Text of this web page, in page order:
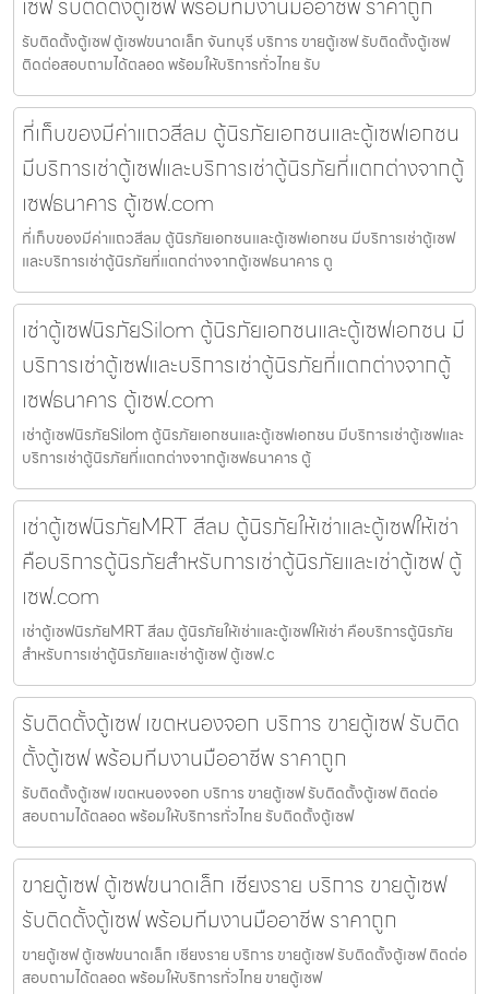
เซฟ รับติดตั้งตู้เซฟ พร้อมทีมงานมืออาชีพ ราคาถูก
รับติดตั้งตู้เซฟ ตู้เซฟขนาดเล็ก จันทบุรี บริการ ขายตู้เซฟ รับติดตั้งตู้เซฟ
ติดต่อสอบถามได้ตลอด พร้อมให้บริการทั่วไทย รับ
ที่เก็บของมีค่าแถวสีลม ตู้นิรภัยเอกชนและตู้เซฟเอกชน
มีบริการเช่าตู้เซฟและบริการเช่าตู้นิรภัยที่แตกต่างจากตู้
เซฟธนาคาร ตู้เซฟ.com
ที่เก็บของมีค่าแถวสีลม ตู้นิรภัยเอกชนและตู้เซฟเอกชน มีบริการเช่าตู้เซฟ
และบริการเช่าตู้นิรภัยที่แตกต่างจากตู้เซฟธนาคาร ตู
เช่าตู้เซฟนิรภัยSilom ตู้นิรภัยเอกชนและตู้เซฟเอกชน มี
บริการเช่าตู้เซฟและบริการเช่าตู้นิรภัยที่แตกต่างจากตู้
เซฟธนาคาร ตู้เซฟ.com
เช่าตู้เซฟนิรภัยSilom ตู้นิรภัยเอกชนและตู้เซฟเอกชน มีบริการเช่าตู้เซฟและ
บริการเช่าตู้นิรภัยที่แตกต่างจากตู้เซฟธนาคาร ตู้
เช่าตู้เซฟนิรภัยMRT สีลม ตู้นิรภัยให้เช่าและตู้เซฟให้เช่า
คือบริการตู้นิรภัยสำหรับการเช่าตู้นิรภัยและเช่าตู้เซฟ ตู้
เซฟ.com
เช่าตู้เซฟนิรภัยMRT สีลม ตู้นิรภัยให้เช่าและตู้เซฟให้เช่า คือบริการตู้นิรภัย
สำหรับการเช่าตู้นิรภัยและเช่าตู้เซฟ ตู้เซฟ.c
รับติดตั้งตู้เซฟ เขตหนองจอก บริการ ขายตู้เซฟ รับติด
ตั้งตู้เซฟ พร้อมทีมงานมืออาชีพ ราคาถูก
รับติดตั้งตู้เซฟ เขตหนองจอก บริการ ขายตู้เซฟ รับติดตั้งตู้เซฟ ติดต่อ
สอบถามได้ตลอด พร้อมให้บริการทั่วไทย รับติดตั้งตู้เซฟ
ขายตู้เซฟ ตู้เซฟขนาดเล็ก เชียงราย บริการ ขายตู้เซฟ
รับติดตั้งตู้เซฟ พร้อมทีมงานมืออาชีพ ราคาถูก
ขายตู้เซฟ ตู้เซฟขนาดเล็ก เชียงราย บริการ ขายตู้เซฟ รับติดตั้งตู้เซฟ ติดต่อ
สอบถามได้ตลอด พร้อมให้บริการทั่วไทย ขายตู้เซฟ